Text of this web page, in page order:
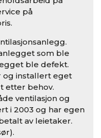
på
som ble
ble defekt.
og installert eget
etter behov.
ventilasjon og
i 2003 og har egen
av leietaker.